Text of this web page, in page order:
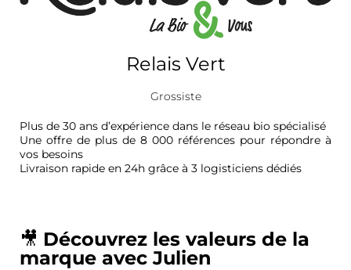
Relais Vert
Grossiste
Plus de 30 ans d’expérience dans le réseau bio spécialisé
Une offre de plus de 8 000 références pour répondre à
vos besoins
Livraison rapide en 24h grâce à 3 logisticiens dédiés
🎥 Découvrez les valeurs de la
marque avec Julien